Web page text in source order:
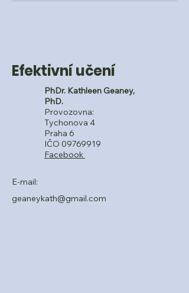
Efektivní učení
PhDr. Kathleen Geaney,
PhD.
Provozovna:
Tychonova 4
Praha 6
IČO 09769919
Facebook
E-mail:
geaneykath@gmail.com